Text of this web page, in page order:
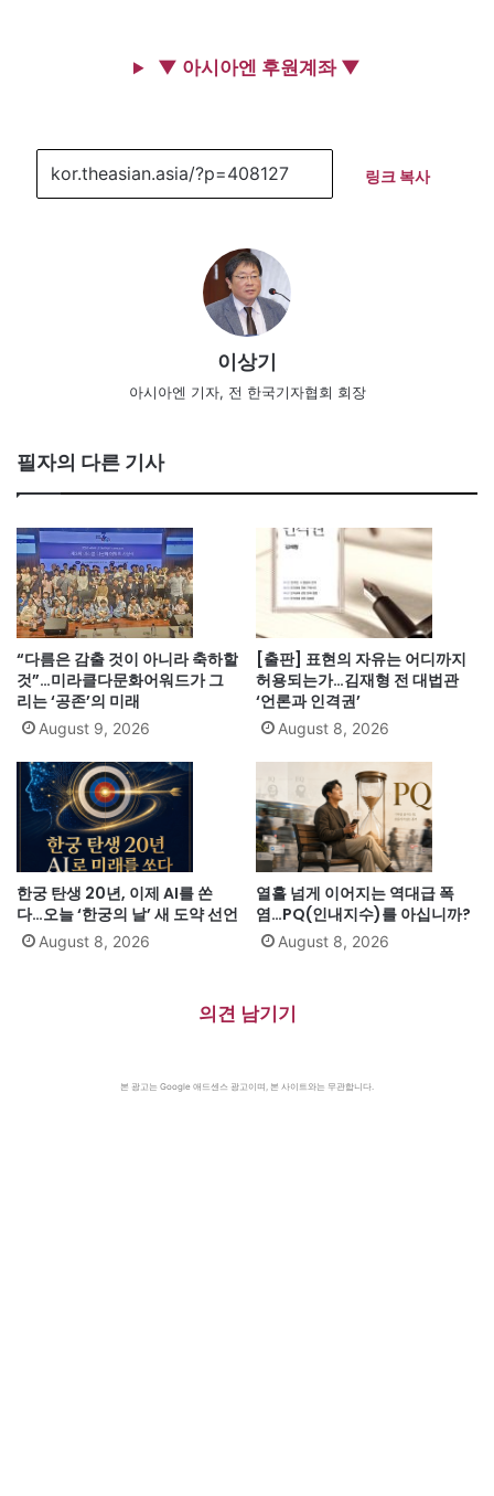
▼ 아시아엔 후원계좌 ▼
링크 복사
이상기
아시아엔 기자, 전 한국기자협회 회장
필자의 다른 기사
“다름은 감출 것이 아니라 축하할
것”…미라클다문화어워드가 그
리는 ‘공존’의 미래
August 9, 2026
[출판] 표현의 자유는 어디까지
허용되는가…김재형 전 대법관
‘언론과 인격권’
August 8, 2026
한궁 탄생 20년, 이제 AI를 쏜
다…오늘 ‘한궁의 날’ 새 도약 선언
August 8, 2026
열흘 넘게 이어지는 역대급 폭
염…PQ(인내지수)를 아십니까?
August 8, 2026
의견 남기기
본 광고는 Google 애드센스 광고이며, 본 사이트와는 무관합니다.